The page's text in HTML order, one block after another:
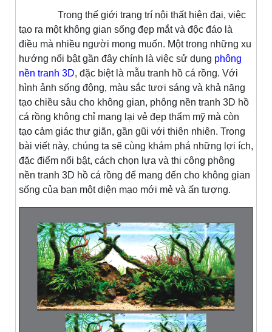
Trong thế giới trang trí nội thất hiện đại, việc
tạo ra một không gian sống đẹp mắt và độc đáo là
điều mà nhiều người mong muốn. Một trong những xu
hướng nổi bật gần đây chính là việc sử dụng phông
nền tranh 3D, đặc biệt là mẫu tranh hồ cá rồng. Với
hình ảnh sống động, màu sắc tươi sáng và khả năng
tạo chiều sâu cho không gian, phông nền tranh 3D hồ
cá rồng không chỉ mang lại vẻ đẹp thẩm mỹ mà còn
tạo cảm giác thư giãn, gần gũi với thiên nhiên. Trong
bài viết này, chúng ta sẽ cùng khám phá những lợi ích,
đặc điểm nổi bật, cách chọn lựa và thi công phông
nền tranh 3D hồ cá rồng để mang đến cho không gian
sống của bạn một diện mạo mới mẻ và ấn tượng.